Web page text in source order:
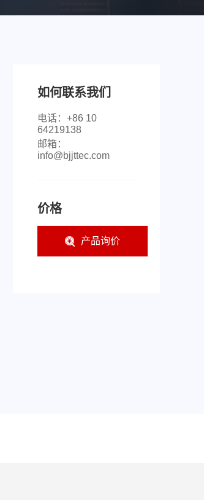
如何联系我们
电话：+86 10
64219138
邮箱：
info@bjjttec.com
价格
产品询价